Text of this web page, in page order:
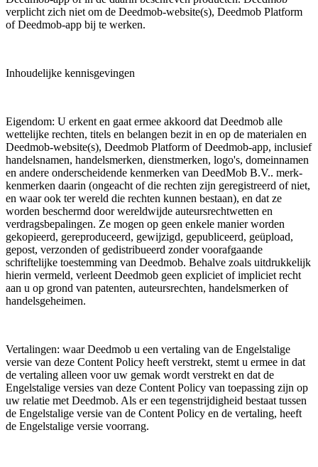
verplicht zich niet om de Deedmob-website(s), Deedmob Platform
of Deedmob-app bij te werken.
Inhoudelijke kennisgevingen
Eigendom: U erkent en gaat ermee akkoord dat Deedmob alle
wettelijke rechten, titels en belangen bezit in en op de materialen en
Deedmob-website(s), Deedmob Platform of Deedmob-app, inclusief
handelsnamen, handelsmerken, dienstmerken, logo's, domeinnamen
en andere onderscheidende kenmerken van DeedMob B.V.. merk-
kenmerken daarin (ongeacht of die rechten zijn geregistreerd of niet,
en waar ook ter wereld die rechten kunnen bestaan), en dat ze
worden beschermd door wereldwijde auteursrechtwetten en
verdragsbepalingen. Ze mogen op geen enkele manier worden
gekopieerd, gereproduceerd, gewijzigd, gepubliceerd, geüpload,
gepost, verzonden of gedistribueerd zonder voorafgaande
schriftelijke toestemming van Deedmob. Behalve zoals uitdrukkelijk
hierin vermeld, verleent Deedmob geen expliciet of impliciet recht
aan u op grond van patenten, auteursrechten, handelsmerken of
handelsgeheimen.
Vertalingen: waar Deedmob u een vertaling van de Engelstalige
versie van deze Content Policy heeft verstrekt, stemt u ermee in dat
de vertaling alleen voor uw gemak wordt verstrekt en dat de
Engelstalige versies van deze Content Policy van toepassing zijn op
uw relatie met Deedmob. Als er een tegenstrijdigheid bestaat tussen
de Engelstalige versie van de Content Policy en de vertaling, heeft
de Engelstalige versie voorrang.